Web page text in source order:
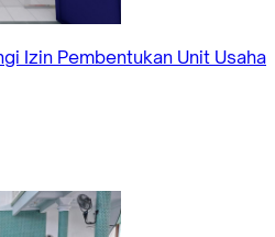
Izin Pembentukan Unit Usaha